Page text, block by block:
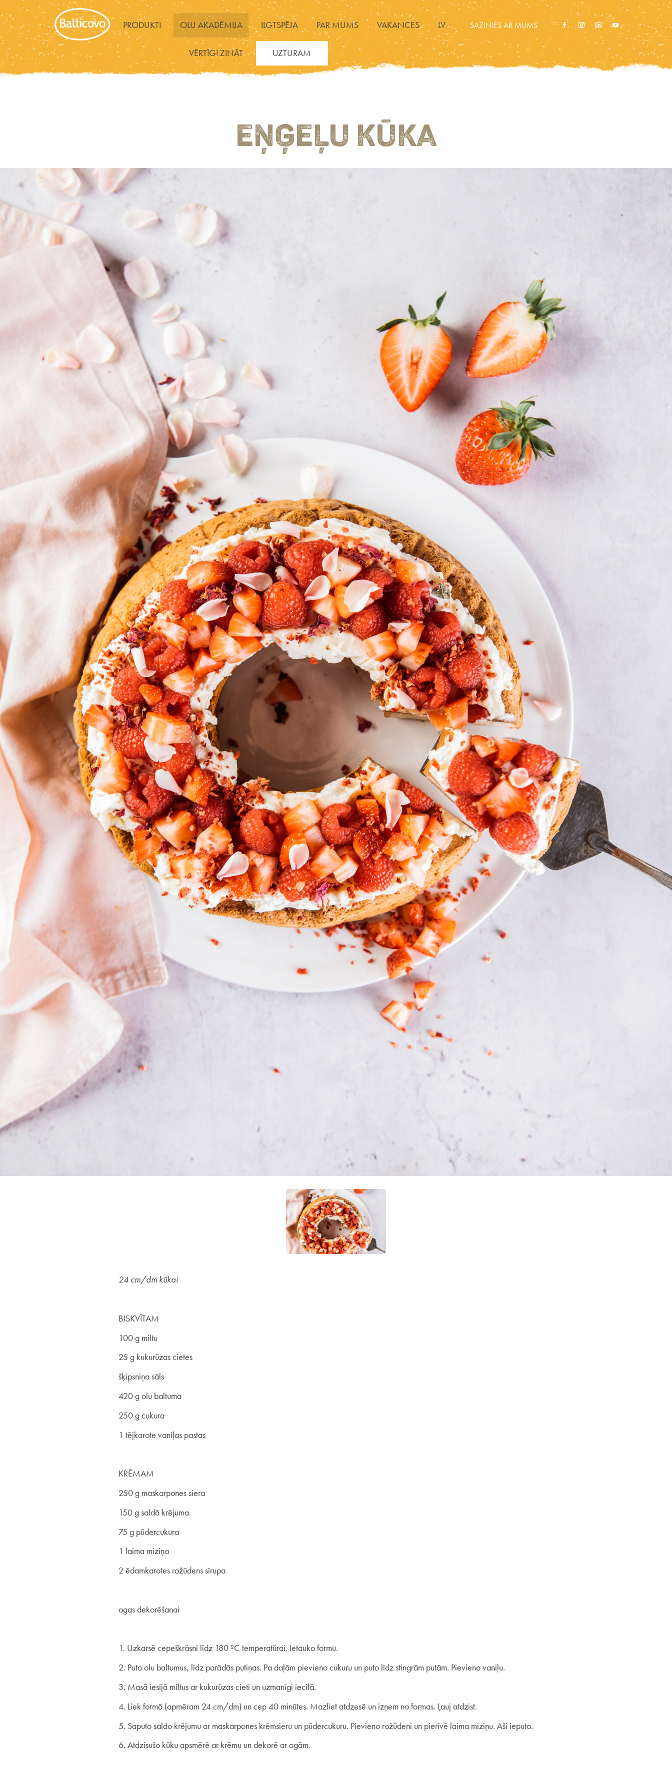
PRODUKTI OLU AKADĒMIJA
VĒRTĪGI ZINĀT UZTURAM
ILGTSPĒJA PAR MUMS VAKANCES LV SAZINIES AR MUMS
EŅĢEĻU KŪKA
24 cm/dm kūkai
BISKVĪTAM
100 g miltu
25 g kukurūzas cietes
šķipsniņa sāls
420 g olu baltuma
250 g cukura
1 tējkarote vaniļas pastas
KRĒMAM
250 g maskarpones siera
150 g saldā krējuma
75 g pūdercukura
1 laima miziņa
2 ēdamkarotes rožūdens sīrupa
ogas dekorēšanai
1. Uzkarsē cepeškrāsni līdz 180 ºC temperatūrai. Ietauko formu.
2. Puto olu baltumus, līdz parādās putiņas. Pa daļām pievieno cukuru un puto līdz stingrām putām. Pievieno vaniļu.
3. Masā iesijā miltus ar kukurūzas cieti un uzmanīgi iecilā.
4. Liek formā (apmēram 24 cm/dm) un cep 40 minūtes. Mazliet atdzesē un izņem no formas. Ļauj atdzist.
5. Saputo saldo krējumu ar maskarpones krēmsieru un pūdercukuru. Pievieno rožūdeni un pierīvē laima miziņu. Aši ieputo.
6. Atdzisušo kūku apsmērē ar krēmu un dekorē ar ogām.